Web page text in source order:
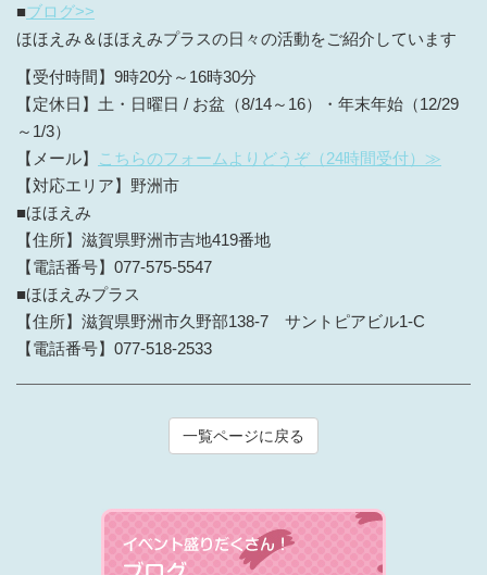
■ブログ>>
ほほえみ＆ほほえみプラスの日々の活動をご紹介しています
【受付時間】9時20分～16時30分
【定休日】土・日曜日 / お盆（8/14～16）・年末年始（12/29
～1/3）
【メール】
こちらのフォームよりどうぞ（24時間受付）≫
【対応エリア】野洲市
■ほほえみ
【住所】滋賀県野洲市吉地419番地
【電話番号】077-575-5547
■ほほえみプラス
【住所】滋賀県野洲市久野部138-7 サントピアビル1-C
【電話番号】077-518-2533
一覧ページに戻る